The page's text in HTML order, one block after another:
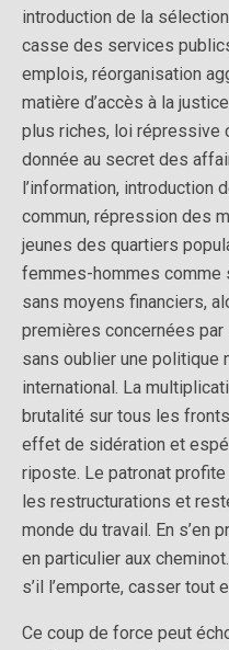
introduction de la
casse des services
emplois, réorganisation
matière d’accès à la
plus riches, loi répressive
donnée au secret des
l’information, introduction
commun, répression des
jeunes des quartiers
femmes-hommes comme
sans moyens financiers,
premières concernées
sans oublier une politique
international. La
brutalité sur tous les
effet de sidération et
riposte. Le patronat
les restructurations et
monde du travail. En s’en
en particulier aux
s’il l’emporte, casser tout
Ce coup de force peut